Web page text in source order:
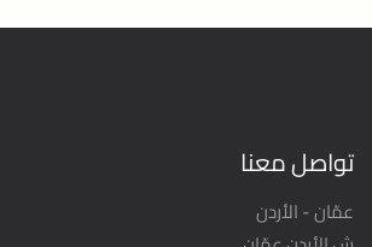
تواصل معنا
عمّان - الأردن